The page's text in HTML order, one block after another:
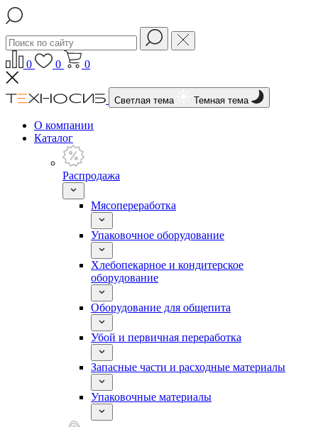
0 0 0
Светлая тема Темная тема
О компании
Каталог
Распродажа
Мясопереработка
Упаковочное оборудование
Хлебопекарное и кондитерское
оборудование
Оборудование для общепита
Убой и первичная переработка
Запасные части и расходные материалы
Упаковочные материалы